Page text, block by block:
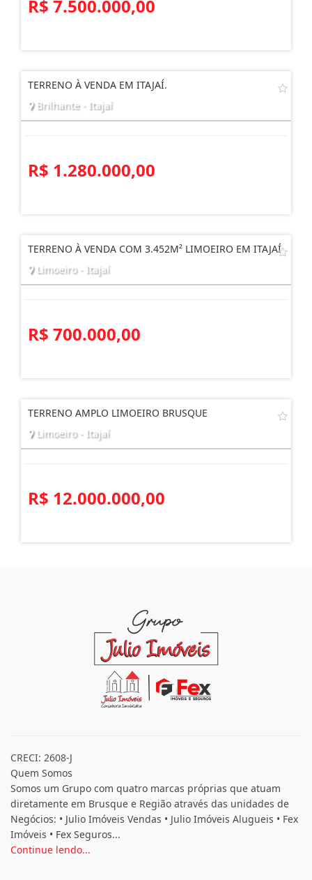
R$ 7.500.000,00
TERRENO À VENDA EM ITAJAÍ.
Brilhante - Itajaí
R$ 1.280.000,00
TERRENO À VENDA COM 3.452M² LIMOEIRO EM ITAJAÍ
Limoeiro - Itajaí
R$ 700.000,00
TERRENO AMPLO LIMOEIRO BRUSQUE
Limoeiro - Itajaí
R$ 12.000.000,00
CRECI: 2608-J
Quem Somos